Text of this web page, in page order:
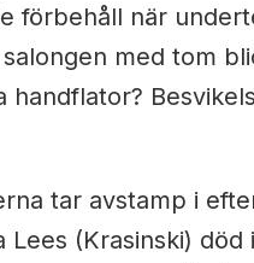
förbehåll när
med tom
handflator?
tar avstamp i
Lees (Krasinski) död